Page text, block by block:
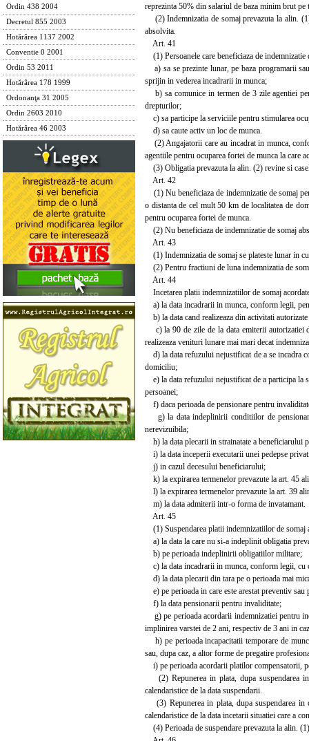
Ordin 438 2004
Decretul 855 2003
Hotărârea 1137 2002
Conventie 0 2001
Ordin 53 2011
Hotărârea 178 1999
Ordonanţa 31 2005
Ordin 2603 2010
Hotărârea 46 2003
reprezinta 50% din salariul de baza minim brut
(2) Indemnizatia de somaj prevazuta la alin.
absolvita.
Art. 41
(1) Persoanele care beneficiaza de
a) sa se prezinte lunar, pe baza programarii
sprijin in vederea incadrarii in munca;
b) sa comunice in termen de 3 zile agentiei
drepturilor;
c) sa participe la serviciile pentru stimularea
d) sa caute activ un loc de munca.
(2) Angajatorii care au incadrat in munca,
agentiile pentru ocuparea fortei de munca la care
(3) Obligatia prevazuta la alin. (2) revine si
Art. 42
(1) Nu beneficiaza de indemnizatie de somaj
o distanta de cel mult 50 km de localitatea de
pentru ocuparea fortei de munca.
(2) Nu beneficiaza de indemnizatie de somaj
Art. 43
(1) Indemnizatia de somaj se plateste lunar in
(2) Pentru fractiuni de luna indemnizatia de
Art. 44
Incetarea platii indemnizatiilor de somaj
a) la data incadrarii in munca, conform legii,
b) la data cand realizeaza din activitati
c) la 90 de zile de la data emiterii autorizatiei
realizeaza venituri lunare mai mari decat
d) la data refuzului nejustificat de a se incadra
domiciliu;
e) la data refuzului nejustificat de a participa la
persoanei;
f) daca perioada de pensionare pentru
g) la data indeplinirii conditiilor de
nerevizuibila;
h) la data plecarii in strainatate a beneficiarului
i) la data inceperii executarii unei pedepse
j) in cazul decesului beneficiarului;
k) la expirarea termenelor prevazute la art. 45
l) la expirarea termenelor prevazute la art. 39
m) la data admiterii intr-o forma de invatamant.
Art. 45
(1) Suspendarea platii indemnizatiilor de somaj
a) la data la care nu si-a indeplinit obligatia
b) pe perioada indeplinirii obligatiilor militare;
c) la data incadrarii in munca, conform legii, cu
d) la data plecarii din tara pe o perioada mai
e) pe perioada in care este arestat preventiv
f) la data pensionarii pentru invaliditate;
g) pe perioada acordarii indemnizatiei pentru
implinirea varstei de 2 ani, respectiv de 3 ani in
h) pe perioada incapacitatii temporare de
sau, dupa caz, a altor forme de pregatire
i) pe perioada acordarii platilor compensatorii,
(2) Repunerea in plata, dupa suspendarea
calendaristice de la data suspendarii.
(3) Repunerea in plata, dupa suspendarea
calendaristice de la data incetarii situatiei care a
(4) Perioada de suspendare prevazuta la alin.